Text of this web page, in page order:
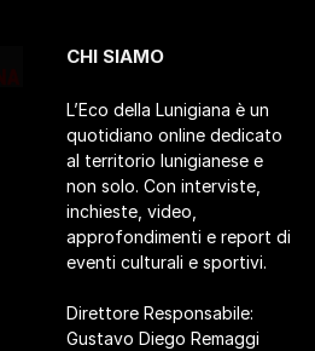
CHI SIAMO
L’Eco della Lunigiana è un
quotidiano online dedicato
al territorio lunigianese e
non solo. Con interviste,
inchieste, video,
approfondimenti e report di
eventi culturali e sportivi.
Direttore Responsabile:
Gustavo Diego Remaggi